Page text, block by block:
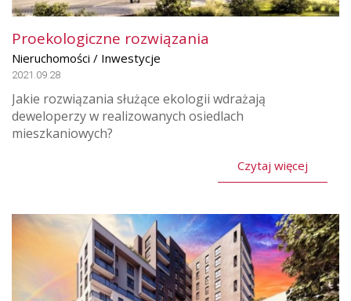
Proekologiczne rozwiązania
Nieruchomości / Inwestycje
2021.09.28
Jakie rozwiązania służące ekologii wdrażają
deweloperzy w realizowanych osiedlach
mieszkaniowych?
Czytaj więcej